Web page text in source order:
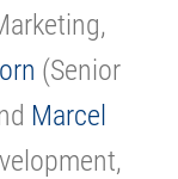
(Senior
Marcel